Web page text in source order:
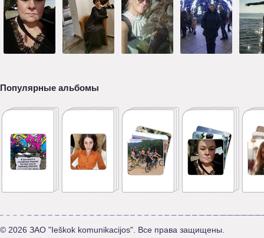
Популярные альбомы
© 2026 ЗАО "Ieškok komunikacijos". Все права защищены.